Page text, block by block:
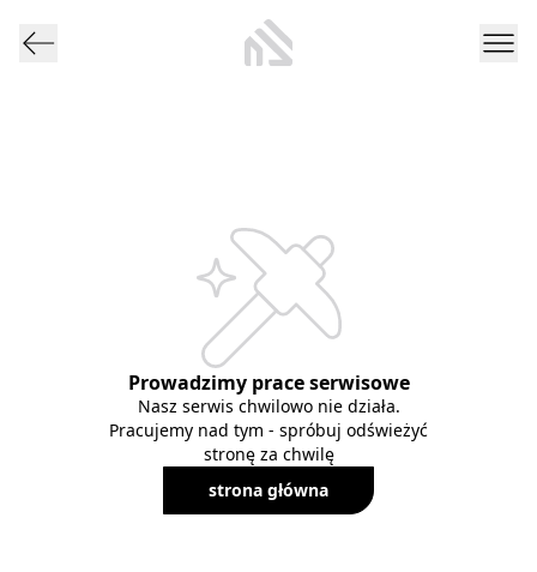
Prowadzimy prace serwisowe
Nasz serwis chwilowo nie działa.
Pracujemy nad tym - spróbuj odświeżyć
stronę za chwilę
strona główna